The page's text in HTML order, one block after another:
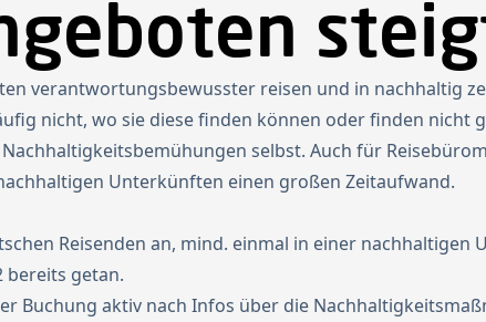
Projekte Über Futouris Aktuelles Newsletter
verantwortungsbewusster reisen und in nachhaltig
nicht, wo sie diese finden können oder finden nicht
selbst. Auch für
Unterkünften einen großen Zeitaufwand.
Reisenden an, mind. einmal in einer
bereits getan.
Buchung aktiv nach Infos über die